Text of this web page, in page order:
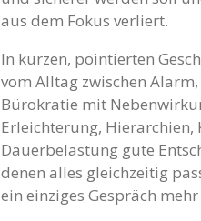
aus dem Fokus verliert.
In kurzen, pointierten
vom Alltag zwischen
Bürokratie mit
Erleichterung,
Dauerbelastung gute
denen alles gleichzeitig
ein einziges Gespräch